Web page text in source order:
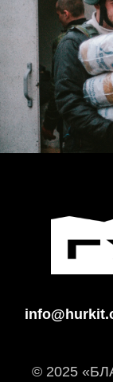
© 2025